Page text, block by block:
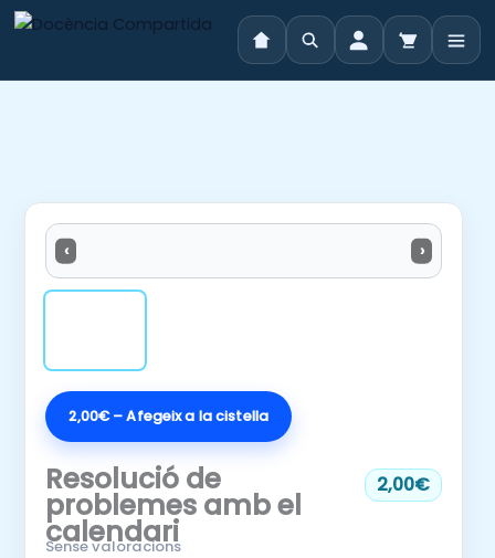
‹ ›
2,00€ – Afegeix a la cistella
Resolució de
problemes amb el
calendari
2,00€
Sense valoracions